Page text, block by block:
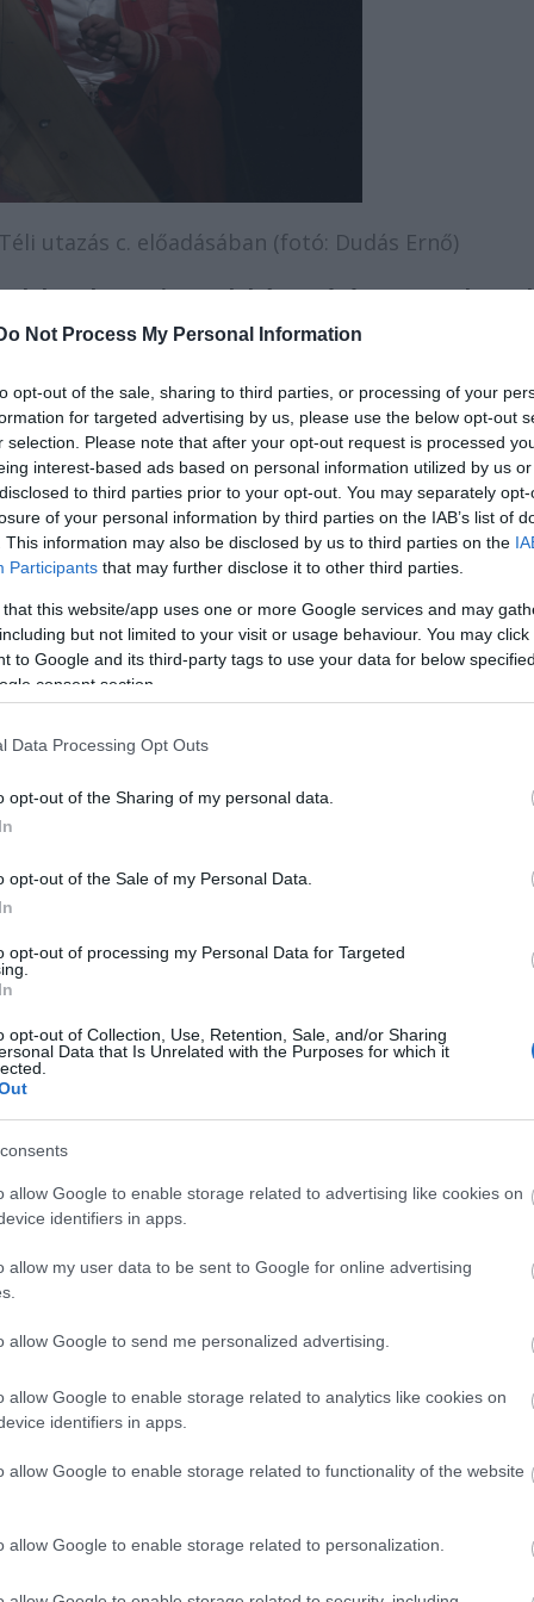
Not Process My Personal Information
opt-out of the sale, sharing to third parties, or processing of your
for targeted advertising by us, please use the below opt-out
selection. Please note that after your opt-out request is processed
interest-based ads based on personal information utilized by us
to third parties prior to your opt-out. You may separately
of your personal information by third parties on the IAB’s list of
This information may also be disclosed by us to third parties on the
Participants that may further disclose it to other third parties.
that this website/app uses one or more Google services and may
but not limited to your visit or usage behaviour. You may
to Google and its third-party tags to use your data for below
consent section.
Data Processing Opt Outs
opt-out of the Sharing of my personal data.
opt-out of the Sale of my Personal Data.
opt-out of processing my Personal Data for Targeted
opt-out of Collection, Use, Retention, Sale, and/or Sharing
Data that Is Unrelated with the Purposes for which it
allow Google to enable storage related to advertising like cookies on
identifiers in apps.
allow my user data to be sent to Google for online advertising
allow Google to send me personalized advertising.
allow Google to enable storage related to analytics like cookies on
identifiers in apps.
allow Google to enable storage related to functionality of the website
allow Google to enable storage related to personalization.
utazás c. előadásában (fotó: Dudás Ernő)
lehet, hogy tizenvalahány színész egy
háromszáz néző elé és ott meghajolni?
a nézőt. Nem késztetjük cselekvésre, de
bekapcsolódik. Színészi szempontból azért
a néző hogyan reagál. Különféle attitűddel
a tizenhárom, nekik játszó színésznek, és emiatt
van, figyelnek, de ez a bizonygatás pont azt
részt venni az előadásban. Ezt is fel kell
egymásnak?
amivel találkozik. Ha van rá igény,
egyedül marad. Fel szoktam ajánlani a
volt, amikor egy középkorú férfi azt mondta,
családi tragédia feldolgozásához. Persze ez
ezt megosztotta velünk, hogy felmerült, hogy
előadással elérhetünk.
és a Tajtékos napokat, az egyik tavaly, a
igen nagy sikerrel. Ezeken ugyan több néző
játszódik.
ösztönös. Az egyoldalú befogadás, ami
hogy biztonságban érezze magát a néző,
hogy intellektuális és érzéki értelemben
a játékmódot is befolyásolja minden
hogy valamilyen módon részesei legyenek a
a Hitgyógyász esetében a színészek egy kis
a színészeknek is jó, mert mindig más reakciót
érződik a nézői reakció.